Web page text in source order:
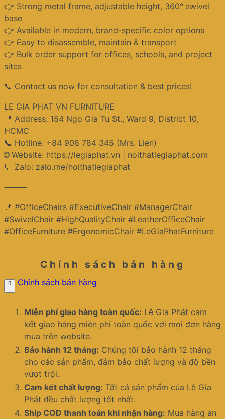
👉 Strong metal frame, adjustable height, 360° swivel
base
👉 Available in modern, brand-specific color options
👉 Easy to disassemble, maintain & transport
👉 Bulk order support for offices, schools, and project
sites
📞 Contact us now for consultation & best prices!
LE GIA PHAT VN FURNITURE
📍 Address: 154 Ngo Gia Tu St., Ward 9, District 10,
HCMC
📞 Hotline: +84 908 784 345 (Mrs. Lien)
🌐 Website: https://legiaphat.vn | noithatlegiaphat.com
💬 Zalo: zalo.me/noithatlegiaphat
⸻
📌 #OfficeChairs #ExecutiveChair #ManagerChair
#SwivelChair #HighQualityChair #LeatherOfficeChair
#OfficeFurniture #ErgonomicChair #LeGiaPhatFurniture
Chính sách bán hàng
Chính sách bán hàng
Miễn phí giao hàng toàn quốc: Lê Gia Phát cam
kết giao hàng miễn phí toàn quốc với mọi đơn hàng
mua trên website.
Bảo hành 12 tháng: Chúng tôi bảo hành 12 tháng
cho các sản phẩm, đảm bảo chất lượng và độ bền
vượt trội.
Cam kết chất lượng: Tất cả sản phẩm của Lê Gia
Phát đều chất lượng tốt nhất.
Ship COD thanh toán khi nhận hàng: Mua hàng an